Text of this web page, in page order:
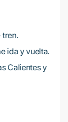
tren.
ida y vuelta.
Calientes y